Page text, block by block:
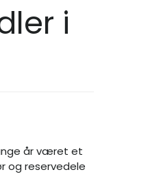
i
år været et
og reservedele